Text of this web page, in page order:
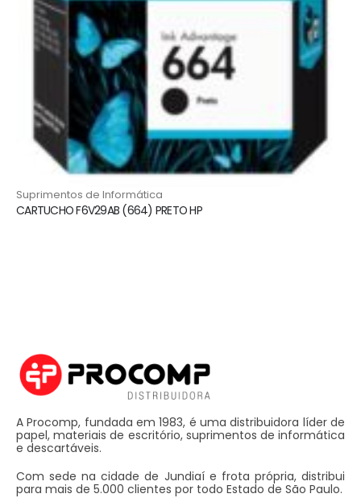
⁠Suprimentos de Informática
CARTUCHO F6V29AB (664) PRETO HP
A Procomp, fundada em 1983, é uma distribuidora líder de
papel, materiais de escritório, suprimentos de informática
e descartáveis.
Com sede na cidade de Jundiaí e frota própria, distribui
para mais de 5.000 clientes por todo Estado de São Paulo.